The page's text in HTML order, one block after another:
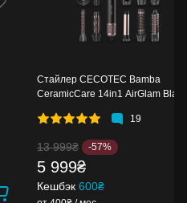
Стайлер CECOTEC Bamba
CeramicCare 14in1 AirGlam Black
19
13 999₴ -57%
5 999₴
Кешбэк 600₴